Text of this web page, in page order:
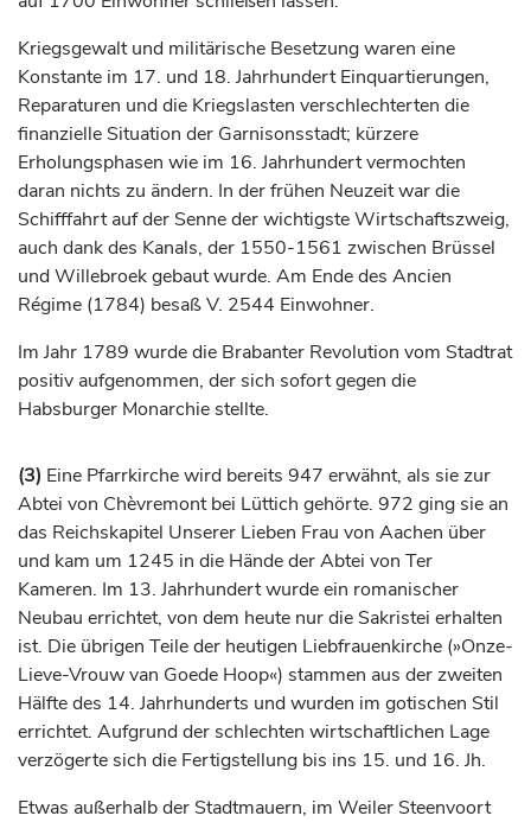
Kriegsgewalt und militärische Besetzung waren eine
Konstante im 17. und 18. JahrhundertEinquartierungen,
Reparaturen und die Kriegslasten verschlechterten die
finanzielle Situation der Garnisonsstadt; kürzere
Erholungsphasen wie im 16. Jahrhundertvermochten
daran nichts zu ändern. In der frühen Neuzeit war die
Schifffahrt auf der Senne der wichtigste Wirtschaftszweig,
auch dank des Kanals, der 1550-1561 zwischen Brüssel
und Willebroek gebaut wurde. Am Ende des Ancien
Régime (1784) besaß V. 2544 Einwohner.
Im Jahr 1789 wurde die Brabanter Revolution vom Stadtrat
positiv aufgenommen, der sich sofort gegen die
Habsburger Monarchie stellte.
(3) Eine Pfarrkirche wird bereits 947 erwähnt, als sie zur
Abtei von Chèvremont bei Lüttich gehörte. 972 ging sie an
das Reichskapitel Unserer Lieben Frau von Aachen über
und kam um 1245 in die Hände der Abtei von Ter
Kameren. Im 13. Jahrhundertwurde ein romanischer
Neubau errichtet, von dem heute nur die Sakristei erhalten
ist. Die übrigen Teile der heutigen Liebfrauenkirche (»Onze-
Lieve-Vrouw van Goede Hoop«) stammen aus der zweiten
Hälfte des 14. Jahrhunderts und wurden im gotischen Stil
errichtet. Aufgrund der schlechten wirtschaftlichen Lage
verzögerte sich die Fertigstellung bis ins 15. und 16. Jh.
Etwas außerhalb der Stadtmauern, im Weiler Steenvoort